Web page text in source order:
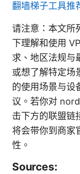
翻墙梯子工具推
请注意：本文所
下理解和使用
求、地区法规与
或想了解特定场
的使用场景与设
议。若你对
击下方的联盟链
将会带你到商家
性。
Sources: